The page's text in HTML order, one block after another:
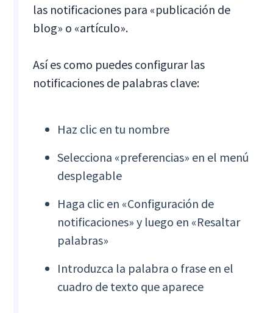
las notificaciones para «publicación de
blog» o «artículo».
Así es como puedes configurar las
notificaciones de palabras clave:
Haz clic en tu nombre
Selecciona «preferencias» en el menú
desplegable
Haga clic en «Configuración de
notificaciones» y luego en «Resaltar
palabras»
Introduzca la palabra o frase en el
cuadro de texto que aparece